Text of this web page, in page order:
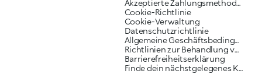
Akzeptierte Zahlungsmethoden
Cookie-Richtlinie
Cookie-Verwaltung
Datenschutzrichtlinie
Allgemeine Geschäftsbedingungen
Richtlinien zur Behandlung von Reklamationen
Barrierefreiheitserklärung
Finde dein nächstgelegenes KIKO Geschäft